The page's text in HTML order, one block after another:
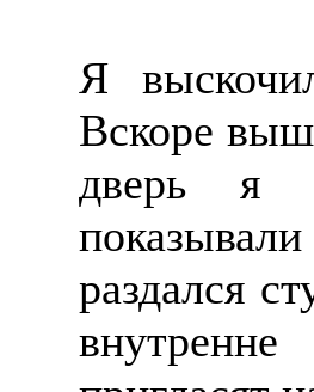
Я
Вскоре
дверь я
раздался